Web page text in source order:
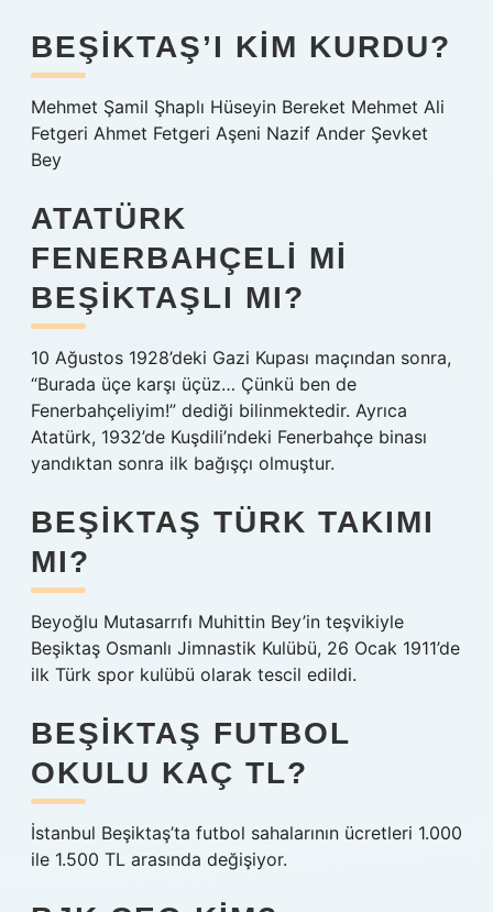
BEŞIKTAŞ’I KIM KURDU?
Mehmet Şamil Şhaplı Hüseyin Bereket Mehmet Ali
Fetgeri Ahmet Fetgeri Aşeni Nazif Ander Şevket
Bey
ATATÜRK
FENERBAHÇELI MI
BEŞIKTAŞLI MI?
10 Ağustos 1928’deki Gazi Kupası maçından sonra,
“Burada üçe karşı üçüz… Çünkü ben de
Fenerbahçeliyim!” dediği bilinmektedir. Ayrıca
Atatürk, 1932’de Kuşdili’ndeki Fenerbahçe binası
yandıktan sonra ilk bağışçı olmuştur.
BEŞIKTAŞ TÜRK TAKIMI
MI?
Beyoğlu Mutasarrıfı Muhittin Bey’in teşvikiyle
Beşiktaş Osmanlı Jimnastik Kulübü, 26 Ocak 1911’de
ilk Türk spor kulübü olarak tescil edildi.
BEŞIKTAŞ FUTBOL
OKULU KAÇ TL?
İstanbul Beşiktaş’ta futbol sahalarının ücretleri 1.000
ile 1.500 TL arasında değişiyor.